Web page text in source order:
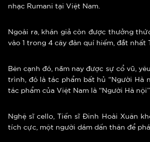
nhạc Rumani tại Việt Nam.
Ngoài ra, khán giả còn được thưởng
vào 1 trong 4 cây đàn quí hiếm, đắt
Bên cạnh đó, năm nay được sự cổ vũ,
trình, đó là tác phẩm bất hủ “Người Hà
tác phẩm của Việt Nam là “Người Hà
Nghệ sĩ cello, Tiến sĩ Đinh Hoài Xuân
tích cực, một người dám dấn thân để